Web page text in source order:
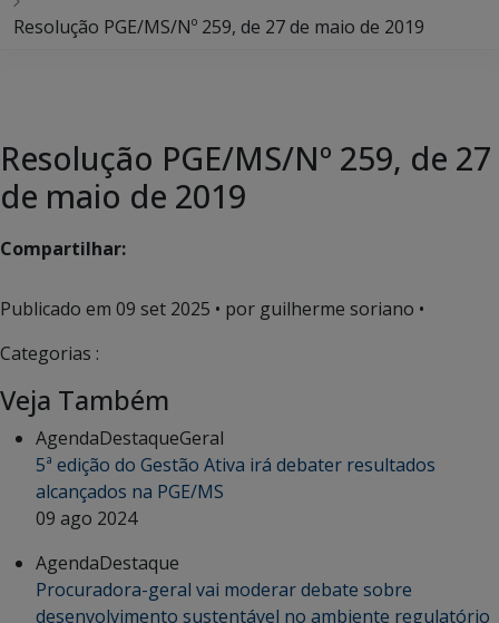
Resolução PGE/MS/Nº 259, de 27 de maio de 2019
Resolução PGE/MS/Nº 259, de 27
de maio de 2019
Compartilhar:
Publicado em 09 set 2025 • por guilherme soriano •
Categorias :
Veja Também
AgendaDestaqueGeral
5ª edição do Gestão Ativa irá debater resultados
alcançados na PGE/MS
09 ago 2024
AgendaDestaque
Procuradora-geral vai moderar debate sobre
desenvolvimento sustentável no ambiente regulatório